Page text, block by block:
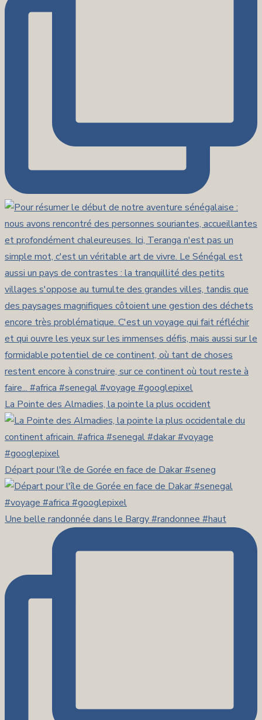
La Pointe des Almadies, la pointe la plus occident
Départ pour l'île de Gorée en face de Dakar #seneg
Une belle randonnée dans le Bargy #randonnee #haut